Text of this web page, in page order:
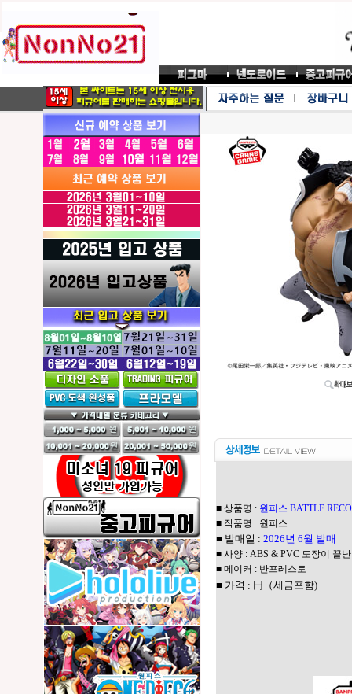
■ 상품명 : 원피스 BATTLE
■ 작품명 : 원피스
■ 발매일 : 2026년 6월 발매
■ 사양 : ABS & PVC 도장이 끝
■ 메이커 : 반프레스토
■ 가격 : 円（세금포함)